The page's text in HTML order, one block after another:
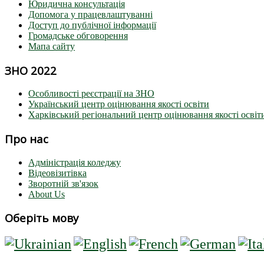
Юридична консультація
Допомога у працевлаштуванні
Доступ до публічної інформації
Громадське обговорення
Мапа сайту
ЗНО 2022
Особливості реєстрації на ЗНО
Український центр оцінювання якості освіти
Харківський регіональний центр оцінювання якості
Про нас
Адміністрація коледжу
Відеовізитівка
Зворотній зв'язок
About Us
Оберіть мову